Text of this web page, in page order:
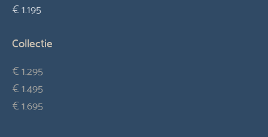
€ 1.195
Collectie
€ 1.295
€ 1.495
€ 1.695